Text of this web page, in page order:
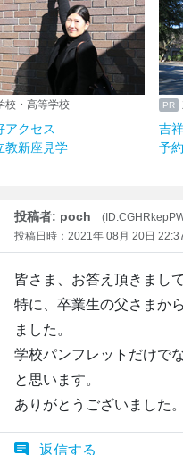
校・高等学校
アクセス
教新座見学
吉
予
投稿者: poch
投稿日時：2021年 08月 20日
皆さま、お答え頂きまし
特に、卒業生の父さまか
ました。
学校パンフレットだけで
と思います。
ありがとうございました。
返信する